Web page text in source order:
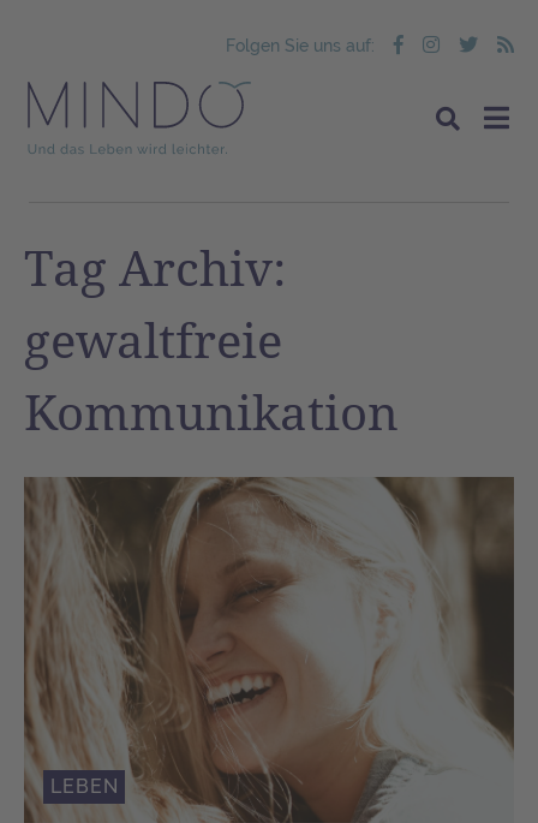
Folgen Sie uns auf:
Tag Archiv:
gewaltfreie
Kommunikation
LEBEN